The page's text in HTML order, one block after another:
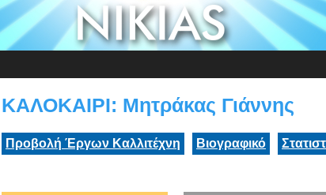
ΚΑΛΟΚΑΙΡΙ: Μητράκας Γιάννης
Προβολή Έργων Καλλιτέχνη Βιογραφικό